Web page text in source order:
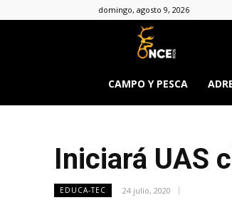
domingo, agosto 9, 2026
CAMPO Y PESCA
Iniciará UAS
EDUCA-TEC 24 julio, 2020